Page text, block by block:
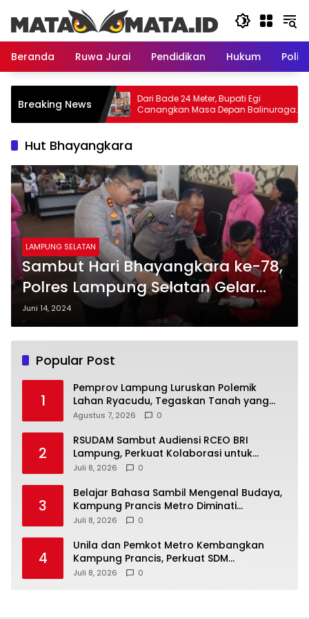
konten
Beranda
Ruwa Jurai Pendidikan Hukum
Breaking News
Polemik
Tanah yang
Provinsi
Dari Bade 24 Meter, Bupati Egi
Canangkan Masa Depan Balinuraga
sebagai Ikon Wisata Budaya
Hut Bhayangkara
LAMPUNG SELATAN
Sambut Hari Bhayangkara ke-78,
Polres Lampung Selatan Gelar
Donor Darah
Juni 14, 2024
Popular Post
1
Pemprov Lampung Luruskan Polemik
Lahan Ryacudu, Tegaskan Tanah yang
Dipersoalkan Bukan Aset Provinsi
Agustus 7, 2026 0
2
RSUDAM Sambut Audiensi RCEO BRI
Lampung, Perkuat Kolaborasi untuk
Pengembangan Layanan dan SDM
Juli 8, 2026 0
3
Belajar Bahasa Sambil Mengenal Budaya,
Kampung Prancis Metro Diminati
Masyarakat
Juli 8, 2026 0
4
Unila dan Pemkot Metro Kembangkan
Kampung Prancis, Perkuat SDM
Berwawasan Internasional
Juli 8, 2026 0